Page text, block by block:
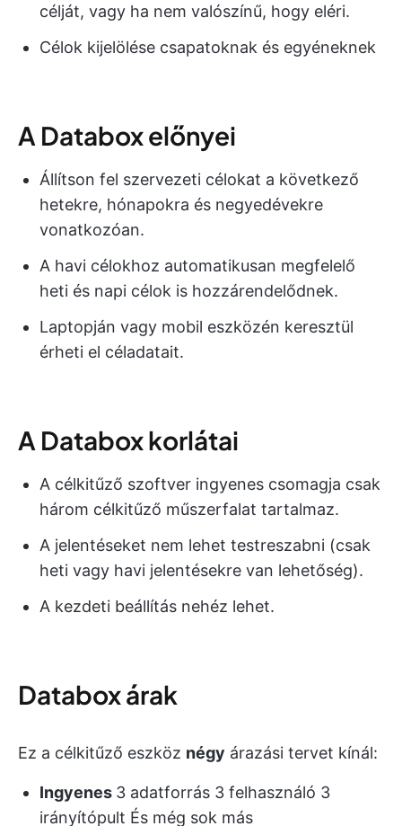
célját, vagy ha nem valószínű, hogy eléri.
Célok kijelölése csapatoknak és egyéneknek
A Databox előnyei
Állítson fel szervezeti célokat a következő
hetekre, hónapokra és negyedévekre
vonatkozóan.
A havi célokhoz automatikusan megfelelő
heti és napi célok is hozzárendelődnek.
Laptopján vagy mobil eszközén keresztül
érheti el céladatait.
A Databox korlátai
A célkitűző szoftver ingyenes csomagja csak
három célkitűző műszerfalat tartalmaz.
A jelentéseket nem lehet testreszabni (csak
heti vagy havi jelentésekre van lehetőség).
A kezdeti beállítás nehéz lehet.
Databox árak
Ez a célkitűző eszköz négy árazási tervet kínál:
Ingyenes 3 adatforrás 3 felhasználó 3
irányítópult És még sok más